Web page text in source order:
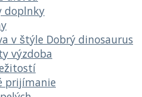
doplnky
v štýle Dobrý dinosaurus
výzdoba
prijímanie